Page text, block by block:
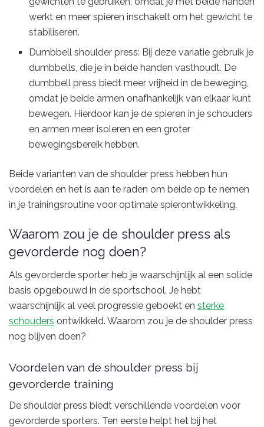
werkt en meer spieren inschakelt om het gewicht te
stabiliseren.
Dumbbell shoulder press: Bij deze variatie gebruik je
dumbbells, die je in beide handen vasthoudt. De
dumbbell press biedt meer vrijheid in de beweging,
omdat je beide armen onafhankelijk van elkaar kunt
bewegen. Hierdoor kan je de spieren in je schouders
en armen meer isoleren en een groter
bewegingsbereik hebben.
Beide varianten van de shoulder press hebben hun
voordelen en het is aan te raden om beide op te nemen
in je trainingsroutine voor optimale spierontwikkeling.
Waarom zou je de shoulder press als
gevorderde nog doen?
Als gevorderde sporter heb je waarschijnlijk al een solide
basis opgebouwd in de sportschool. Je hebt
waarschijnlijk al veel progressie geboekt en sterke
schouders ontwikkeld. Waarom zou je de shoulder press
nog blijven doen?
Voordelen van de shoulder press bij
gevorderde training
De shoulder press biedt verschillende voordelen voor
gevorderde sporters. Ten eerste helpt het bij het